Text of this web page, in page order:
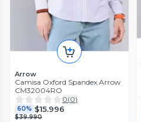
Arrow
Camisa Oxford Spandex Arrow
CM32004RO
0(0)
60% $15.996
$39.990